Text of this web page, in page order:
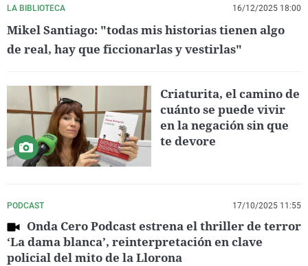
LA BIBLIOTECA 16/12/2025 18:00
Mikel Santiago: "todas mis historias tienen algo
de real, hay que ficcionarlas y vestirlas"
Criaturita, el camino de
cuánto se puede vivir
en la negación sin que
te devore
PODCAST 17/10/2025 11:55
Onda Cero Podcast estrena el thriller de terror
‘La dama blanca’, reinterpretación en clave
policial del mito de la Llorona